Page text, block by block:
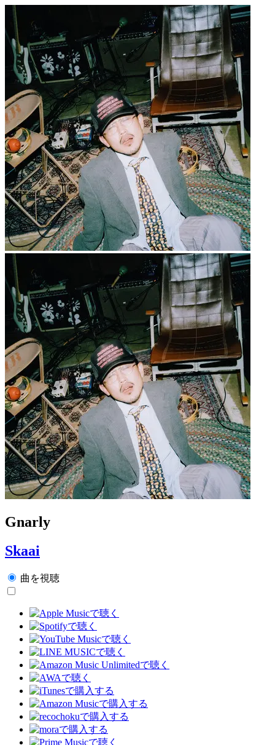
Gnarly
Skaai
曲を視聴